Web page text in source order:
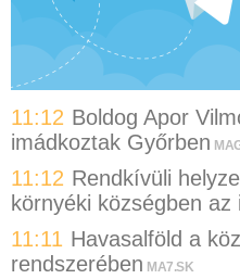
11:12 Boldog Apor
imádkoztak Győrben
11:12 Rendkívüli
környéki községben
11:11 Havasalföld a
rendszerében MA7.SK